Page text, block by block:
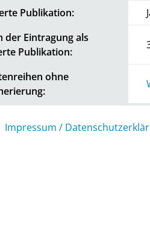
Publikation:
der Eintragung als
Publikation:
ohne
Impressum /